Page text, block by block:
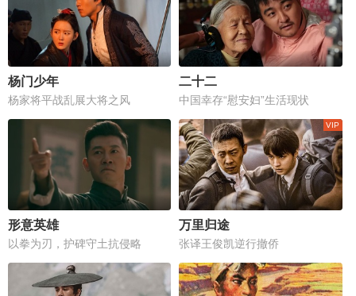
杨门少年
杨家将平战乱展大将之风
二十二
中国幸存“慰安妇”生活现状
形意英雄
以拳为刃，护碑守土抗侵略
万里归途
张译王俊凯逆行撤侨